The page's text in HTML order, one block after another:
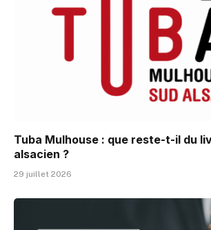
Tuba Mulhouse : que reste-t-il du
alsacien ?
29 juillet 2026